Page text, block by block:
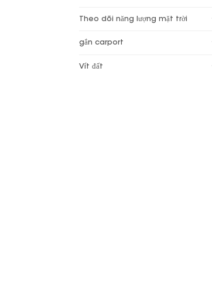
Theo dõi năng lượng mặt trời
gắn carport
Vít đất